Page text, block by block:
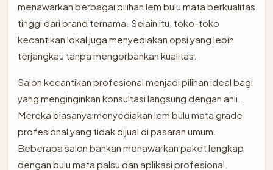
menawarkan berbagai pilihan lem bulu mata berkualitas
tinggi dari brand ternama. Selain itu, toko-toko
kecantikan lokal juga menyediakan opsi yang lebih
terjangkau tanpa mengorbankan kualitas.
Salon kecantikan profesional menjadi pilihan ideal bagi
yang menginginkan konsultasi langsung dengan ahli.
Mereka biasanya menyediakan lem bulu mata grade
profesional yang tidak dijual di pasaran umum.
Beberapa salon bahkan menawarkan paket lengkap
dengan bulu mata palsu dan aplikasi profesional.